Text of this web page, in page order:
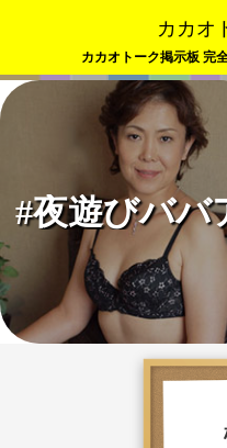
カカオ
カカオトーク掲示板 完
#夜遊びババ